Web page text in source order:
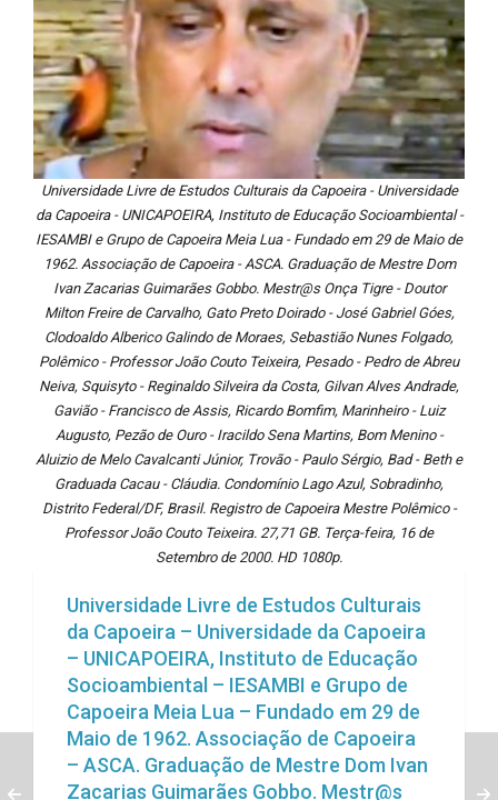
Universidade Livre de Estudos Culturais da Capoeira - Universidade
da Capoeira - UNICAPOEIRA, Instituto de Educação Socioambiental -
IESAMBI e Grupo de Capoeira Meia Lua - Fundado em 29 de Maio de
1962. Associação de Capoeira - ASCA. Graduação de Mestre Dom
Ivan Zacarias Guimarães Gobbo. Mestr@s Onça Tigre - Doutor
Milton Freire de Carvalho, Gato Preto Doirado - José Gabriel Góes,
Clodoaldo Alberico Galindo de Moraes, Sebastião Nunes Folgado,
Polêmico - Professor João Couto Teixeira, Pesado - Pedro de Abreu
Neiva, Squisyto - Reginaldo Silveira da Costa, Gilvan Alves Andrade,
Gavião - Francisco de Assis, Ricardo Bomfim, Marinheiro - Luiz
Augusto, Pezão de Ouro - Iracildo Sena Martins, Bom Menino -
Aluizio de Melo Cavalcanti Júnior, Trovão - Paulo Sérgio, Bad - Beth e
Graduada Cacau - Cláudia. Condomínio Lago Azul, Sobradinho,
Distrito Federal/DF, Brasil. Registro de Capoeira Mestre Polêmico -
Professor João Couto Teixeira. 27,71 GB. Terça-feira, 16 de
Setembro de 2000. HD 1080p.
Universidade Livre de Estudos Culturais
da Capoeira – Universidade da Capoeira
– UNICAPOEIRA, Instituto de Educação
Socioambiental – IESAMBI e Grupo de
Capoeira Meia Lua – Fundado em 29 de
Maio de 1962. Associação de Capoeira
– ASCA. Graduação de Mestre Dom Ivan
Zacarias Guimarães Gobbo. Mestr@s